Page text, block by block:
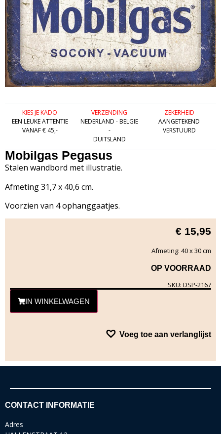
KIES JE KADO
EEN LEUKE ATTENTIE
VANAF € 45,-
VERZENDING
NEDERLAND - BELGIE
-
DUITSLAND
ZEKERHEID
AANGETEKEND
VERSTUURD
Mobilgas Pegasus
Stalen wandbord met illustratie.
Afmeting 31,7 x 40,6 cm.
Voorzien van 4 ophanggaatjes.
€ 15,95
Afmeting: 40 x 30 cm
OP VOORRAAD
SKU: DSP-2167
IN WINKELWAGEN
Voeg toe aan verlanglijst
CONTACT INFORMATIE
Adres